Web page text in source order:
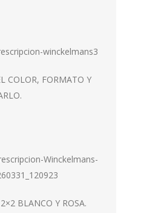
COLOR, FORMATO Y
BLANCO Y ROSA.